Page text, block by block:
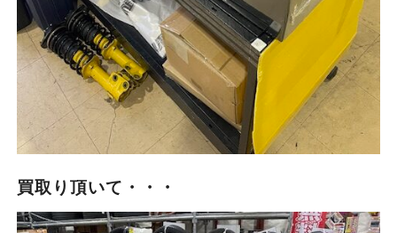
買取り頂いて・・・